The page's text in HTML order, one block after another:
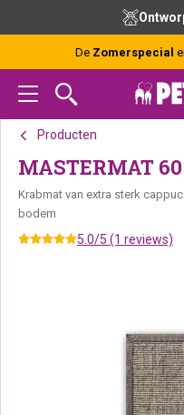
hoofdnavigatie
hoofd
inhoud
voettekst
De Zomerspecial
Producten
MASTERMAT
Krabmat van extra sterk
bodem
5.0/5 (1 reviews)